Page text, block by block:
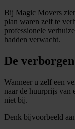
Bij Magic Movers
plan waren zelf te
professionele
hadden verwacht.
De
Wanneer u zelf een
naar de huurprijs van
niet bij.
Denk bijvoorbeeld